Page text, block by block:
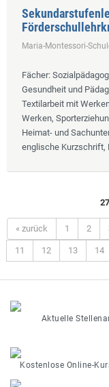
Maria-Montessori-
Fächer:
Gesundheit und
Textilarbeit mit
Werken,
Heimat- und
englische Kurzschrift,
« zurück 1 2
11 12 13 14
Aktuelle
Kostenlose Online-